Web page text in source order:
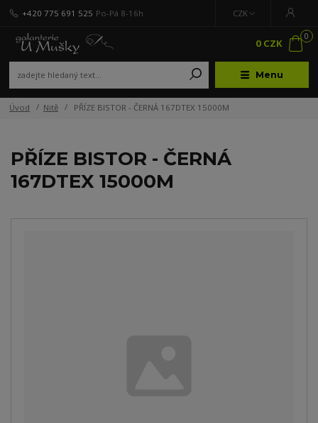
Menu
CZK
+420 775 691 525 Po-Pá 8-16h
0
0 CZK
Úvod Nitě PŘÍZE BISTOR - ČERNÁ 167DTEX 15000M
PŘÍZE BISTOR - ČERNÁ
167DTEX 15000M